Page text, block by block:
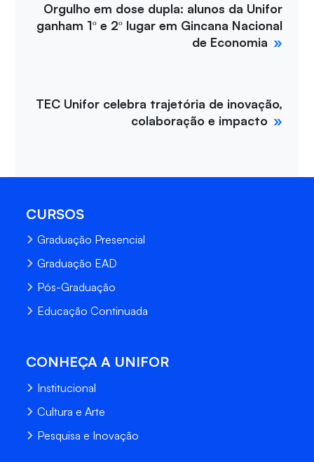
Orgulho em dose dupla: alunos da Unifor
ganham 1º e 2º lugar em Gincana Nacional
de Economia
TEC Unifor celebra trajetória de inovação,
colaboração e impacto
CURSOS
Graduação Presencial
Graduação EAD
Pós-Graduação
Educação Continuada
CONHEÇA A UNIFOR
Institucional
Cultura e Arte
Pesquisa e Inovação